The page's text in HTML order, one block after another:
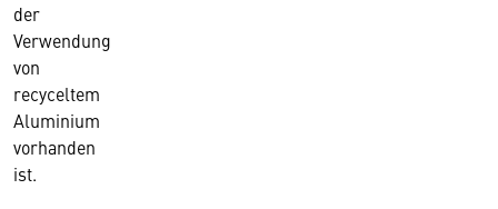
der
Verwendung
von
recyceltem
Aluminium
vorhanden
ist.